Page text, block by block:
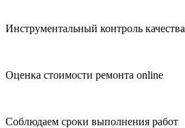
Инструментальный контроль качества
Оценка стоимости ремонта online
Соблюдаем сроки выполнения работ